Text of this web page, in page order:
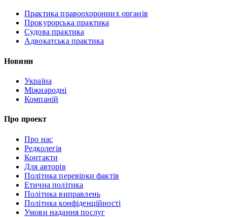
Практика правоохоронних органів
Прокурорська практика
Судова практика
Адвокатська практика
Новини
Україна
Міжнародні
Компаній
Про проект
Про нас
Редколегія
Контакти
Для авторів
Політика перевірки фактів
Етична політика
Політика виправлень
Політика конфіденційності
Умови надання послуг